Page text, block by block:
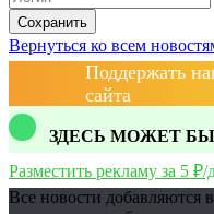
Сохранить
Вернуться ко всем
Поддержать
сайта
ЗДЕСЬ МОЖЕТ
Разместить рекламу за 5 ₽/
Все новости добавляются